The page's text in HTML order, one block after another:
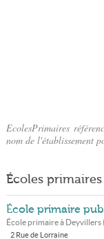
EcolesPrimaires
nom de l'établissement
Écoles
École primaire
École primaire à Deyvillers(
2 Rue de Lorraine